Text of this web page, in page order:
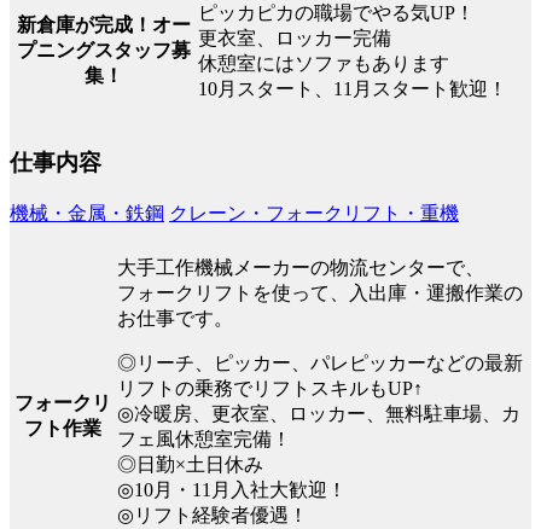
新倉庫が完成！オー
プニングスタッフ募
集！
ピッカピカの職場でやる気UP！
更衣室、ロッカー完備
休憩室にはソファもあります
10月スタート、11月スタート歓迎！
仕事内容
機械・金属・鉄鋼 クレーン・フォークリフト・重機
フォークリ
フト作業
大手工作機械メーカーの物流センターで、
フォークリフトを使って、入出庫・運搬作業の
お仕事です。
◎リーチ、ピッカー、パレピッカーなどの最新
リフトの乗務でリフトスキルもUP↑
◎冷暖房、更衣室、ロッカー、無料駐車場、カ
フェ風休憩室完備！
◎日勤×土日休み
◎10月・11月入社大歓迎！
◎リフト経験者優遇！